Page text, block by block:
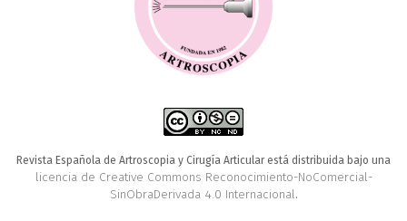
Revista Española de Artroscopia y Cirugía Articular está distribuida bajo una
licencia de Creative Commons Reconocimiento-NoComercial-
SinObraDerivada 4.0 Internacional.